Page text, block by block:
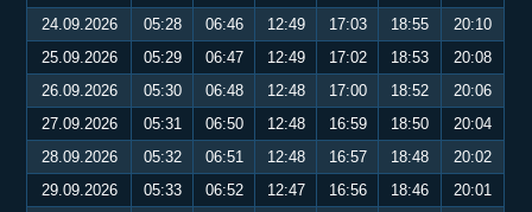
24.09.2026
05:28 06:46 12:49 17:03 18:55
20:10
25.09.2026
05:29 06:47 12:49 17:02 18:53
20:08
26.09.2026
05:30 06:48 12:48 17:00 18:52
20:06
27.09.2026
05:31 06:50 12:48 16:59 18:50
20:04
28.09.2026
05:32 06:51 12:48 16:57 18:48
20:02
29.09.2026
05:33 06:52 12:47 16:56 18:46
20:01